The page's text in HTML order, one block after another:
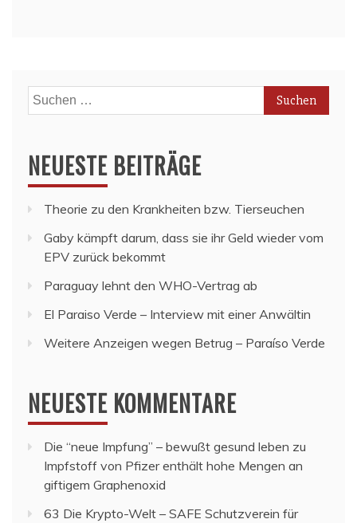
Suchen
nach:
NEUESTE BEITRÄGE
Theorie zu den Krankheiten bzw. Tierseuchen
Gaby kämpft darum, dass sie ihr Geld wieder vom
EPV zurück bekommt
Paraguay lehnt den WHO-Vertrag ab
El Paraiso Verde – Interview mit einer Anwältin
Weitere Anzeigen wegen Betrug – Paraíso Verde
NEUESTE KOMMENTARE
Die “neue Impfung” – bewußt gesund leben zu
Impfstoff von Pfizer enthält hohe Mengen an
giftigem Graphenoxid
63 Die Krypto-Welt – SAFE Schutzverein für